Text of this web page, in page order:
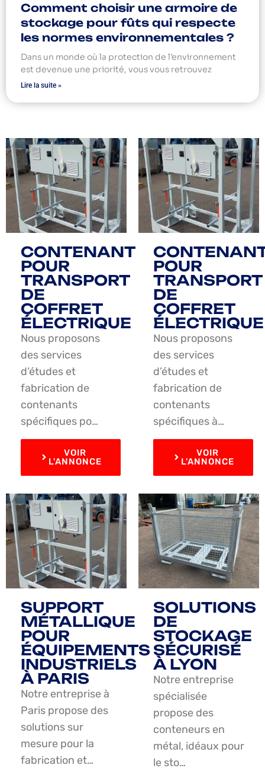
Comment choisir une armoire de
stockage pour fûts qui respecte
les normes environnementales ?
Dans un monde où la protection de l’environnement
est devenue une priorité, vous vous retrouvez
Lire la suite »
CONTENANT
POUR
TRANSPORT
DE
COFFRET
ÉLECTRIQUE
Nous proposons
des services
d’études et
fabrication de
contenants
spécifiques po…
VOIR
L'ANNONCE
POUR
TRANSPORT
DE
COFFRET
ÉLECTRIQUE
Nous proposons
des services
d’études et
fabrication de
contenants
spécifiques à…
VOIR
L'ANNONCE
SUPPORT
MÉTALLIQUE
POUR
ÉQUIPEMENTS
INDUSTRIELS
À PARIS
Notre entreprise à
Paris propose des
solutions sur
mesure pour la
fabrication et…
SOLUTIONS
DE
STOCKAGE
SÉCURISÉ
À LYON
Notre entreprise
spécialisée
propose des
conteneurs en
métal, idéaux pour
le sto…